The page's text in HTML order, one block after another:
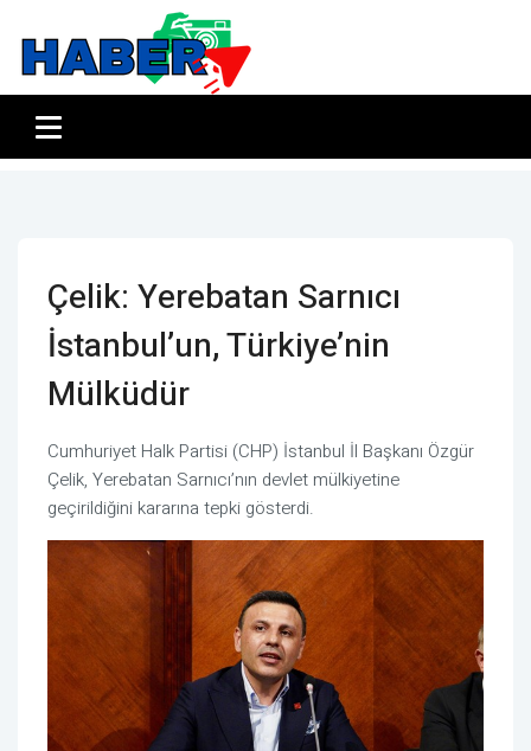
Çelik: Yerebatan Sarnıcı
İstanbul’un, Türkiye’nin
Mülküdür
Cumhuriyet Halk Partisi (CHP) İstanbul İl Başkanı Özgür
Çelik, Yerebatan Sarnıcı’nın devlet mülkiyetine
geçirildiğini kararına tepki gösterdi.